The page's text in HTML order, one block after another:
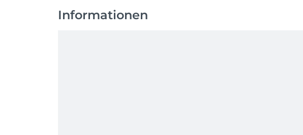
Informationen